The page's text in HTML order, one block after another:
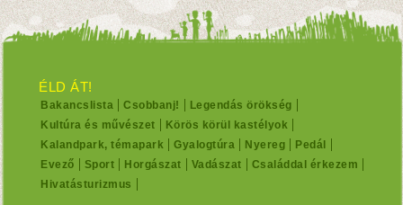
ÉLD ÁT!
Bakancslista Csobbanj!
Legendás örökség
Kultúra és művészet
Körös körül kastélyok
Kalandpark, témapark
Gyalogtúra Nyereg
Pedál
Evező
Sport Horgászat Vadászat
Családdal érkezem
Hivatásturizmus